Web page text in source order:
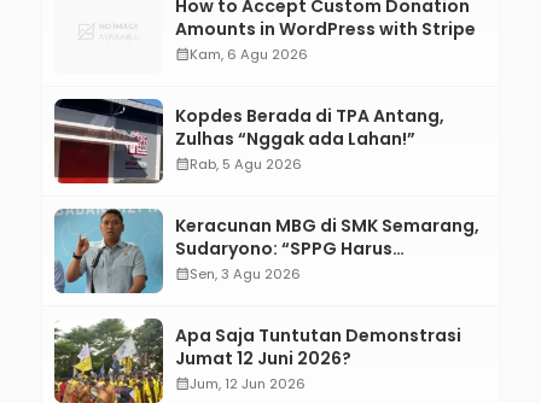
How to Accept Custom Donation
Amounts in WordPress with Stripe
calendar_monthKam, 6 Agu 2026
Kopdes Berada di TPA Antang,
Zulhas “Nggak ada Lahan!”
calendar_monthRab, 5 Agu 2026
Keracunan MBG di SMK Semarang,
Sudaryono: “SPPG Harus
Bertanggung Jawab!”
calendar_monthSen, 3 Agu 2026
Apa Saja Tuntutan Demonstrasi
Jumat 12 Juni 2026?
calendar_monthJum, 12 Jun 2026